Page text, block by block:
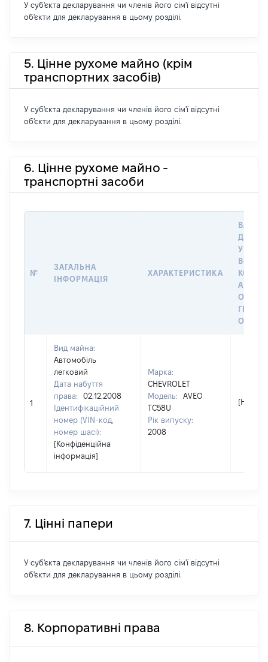
У суб'єкта декларування чи членів його сім'ї відсутні
об'єкти для декларування в цьому розділі.
5. Цінне рухоме майно (крім
транспортних засобів)
У суб'єкта декларування чи членів його сім'ї відсутні
об'єкти для декларування в цьому розділі.
6. Цінне рухоме майно -
транспортні засоби
№
ЗАГАЛЬНА
ІНФОРМАЦІЯ
ХАРАКТЕРИСТИКА
ДАТУ
У
АБО
1
Вид майна:
Автомобіль
легковий
Дата набуття
права:
02.12.2008
Ідентифікаційний
номер (VIN-код,
номер шасі):
[Конфіденційна
інформація]
Марка:
CHEVROLET
Модель:
AVEO
TC58U
Рік випуску:
2008
[Не
7. Цінні папери
У суб'єкта декларування чи членів його сім'ї відсутні
об'єкти для декларування в цьому розділі.
8. Корпоративні права